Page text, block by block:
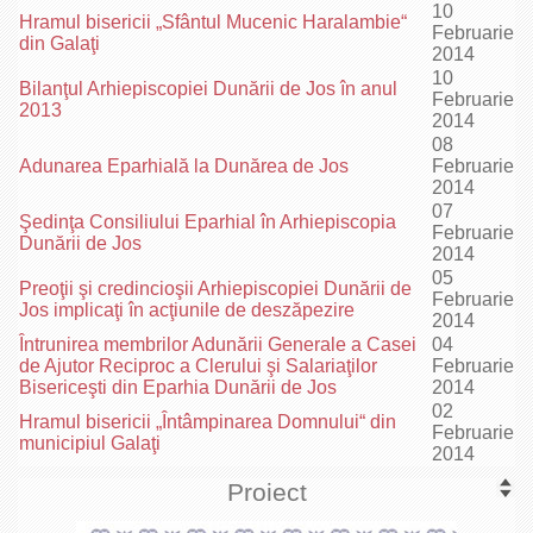
Hramul bisericii „Sfântul Mucenic Haralambie“
din Galaţi
10
Februarie
2014
Bilanţul Arhiepiscopiei Dunării de Jos în anul
2013
10
Februarie
2014
Adunarea Eparhială la Dunărea de Jos
08
Februarie
2014
Şedinţa Consiliului Eparhial în Arhiepiscopia
Dunării de Jos
07
Februarie
2014
Preoţii şi credincioşii Arhiepiscopiei Dunării de
Jos implicaţi în acţiunile de deszăpezire
05
Februarie
2014
Întrunirea membrilor Adunării Generale a Casei
de Ajutor Reciproc a Clerului şi Salariaţilor
Bisericeşti din Eparhia Dunării de Jos
04
Februarie
2014
Hramul bisericii „Întâmpinarea Domnului“ din
municipiul Galaţi
02
Februarie
2014
Proiect